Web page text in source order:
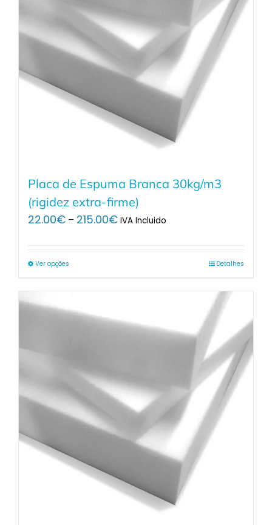
Placa de Espuma Branca 30kg/m3
(rigidez extra-firme)
22.00€ – 215.00€Price
IVA Incluido
Ver opções Detalhes